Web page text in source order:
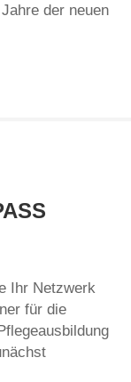
der neuen
Ihr Netzwerk
für die